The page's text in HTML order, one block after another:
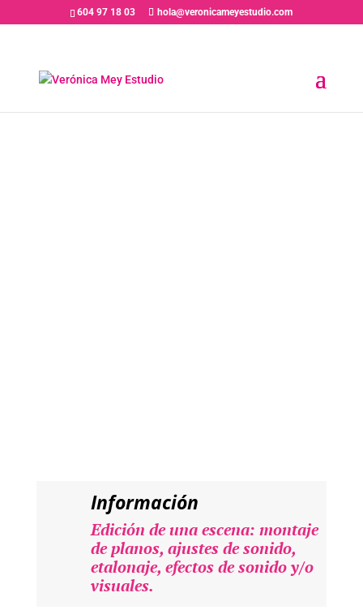
604 97 18 03 hola@veronicameyestudio.com
Información
Edición de una escena: montaje
de planos, ajustes de sonido,
etalonaje, efectos de sonido y/o
visuales.